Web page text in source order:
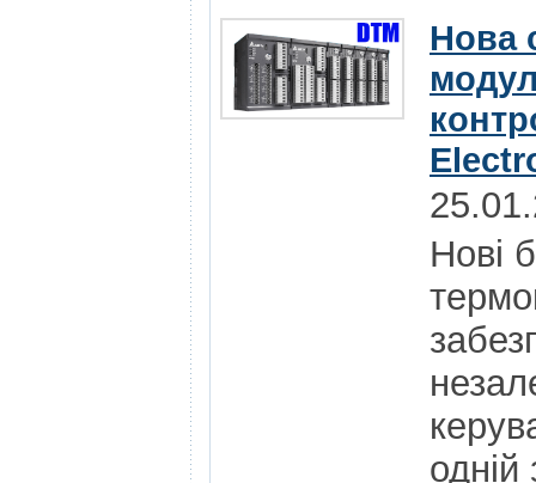
Нова
Нові
одній